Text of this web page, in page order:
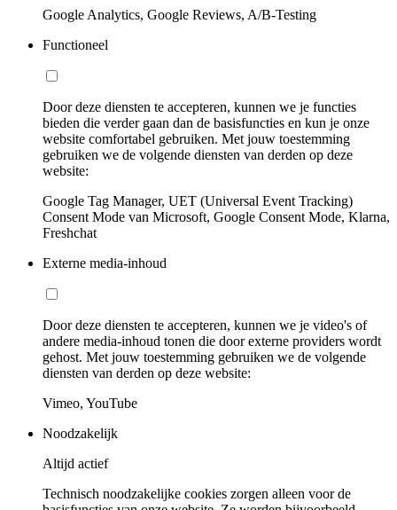
Google Analytics, Google Reviews, A/B-Testing
Functioneel
Door deze diensten te accepteren, kunnen we je functies
bieden die verder gaan dan de basisfuncties en kun je onze
website comfortabel gebruiken. Met jouw toestemming
gebruiken we de volgende diensten van derden op deze
website:
Google Tag Manager, UET (Universal Event Tracking)
Consent Mode van Microsoft, Google Consent Mode, Klarna,
Freshchat
Externe media-inhoud
Door deze diensten te accepteren, kunnen we je video's of
andere media-inhoud tonen die door externe providers wordt
gehost. Met jouw toestemming gebruiken we de volgende
diensten van derden op deze website:
Vimeo, YouTube
Noodzakelijk
Altijd actief
Technisch noodzakelijke cookies zorgen alleen voor de